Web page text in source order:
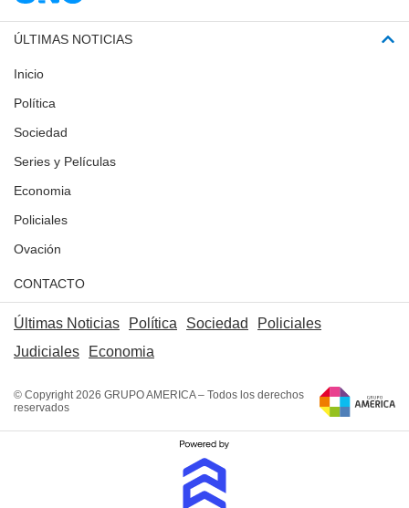
ÚLTIMAS NOTICIAS
Inicio
Política
Sociedad
Series y Películas
Economia
Policiales
Ovación
CONTACTO
Últimas Noticias Política Sociedad
Policiales
Judiciales
Economia
© Copyright 2026 GRUPO AMERICA – Todos los derechos
reservados